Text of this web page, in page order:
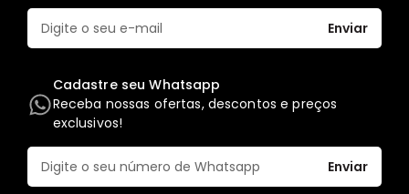
Transmissão
ECLIPSE
Enviar
Cadastre seu Whatsapp
Receba nossas ofertas, descontos e preços
exclusivos!
Enviar